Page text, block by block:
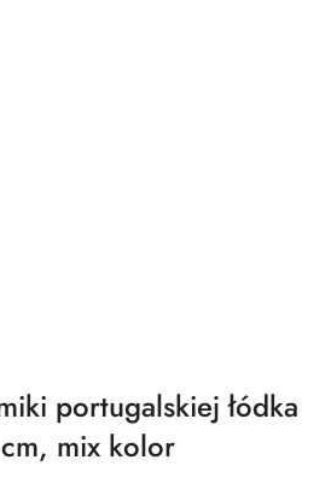
portugalskiej łódka
mix kolor